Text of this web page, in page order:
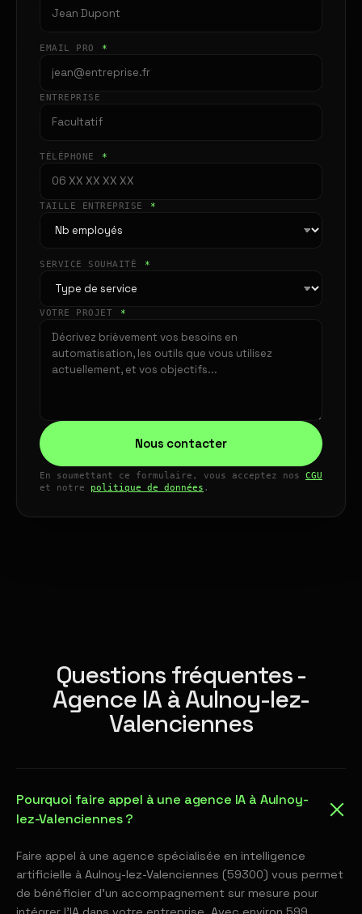
EMAIL PRO *
ENTREPRISE
TÉLÉPHONE *
TAILLE ENTREPRISE *
SERVICE SOUHAITÉ *
VOTRE PROJET *
Nous contacter
En soumettant ce formulaire, vous acceptez nos CGU
et notre politique de données .
Questions fréquentes -
Agence IA à Aulnoy-lez-
Valenciennes
Pourquoi faire appel à une agence IA à Aulnoy-
lez-Valenciennes ?
Faire appel à une agence spécialisée en intelligence
artificielle à Aulnoy-lez-Valenciennes (59300) vous permet
de bénéficier d'un accompagnement sur mesure pour